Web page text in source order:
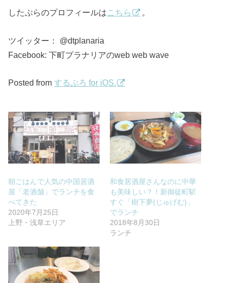
したぷらのプロフィールはこちら 。
ツイッター： @dtplanaria
Facebook: 下町プラナリアのweb web wave
Posted fromするぷろ for iOS.
朝ごはんで人気の中国居酒
屋「老酒舗」でランチを食
べてきた
2020年7月25日
上野・浅草エリア
和食居酒屋さんなのに中華
も美味しい？！新御徒町駅
すぐ「樹下夢(じゅげむ)」
でランチ
2018年8月30日
ランチ